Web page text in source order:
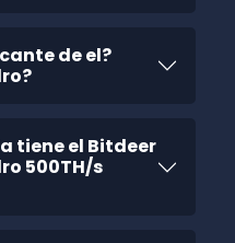
de el?
tiene el Bitdeer
500TH/s